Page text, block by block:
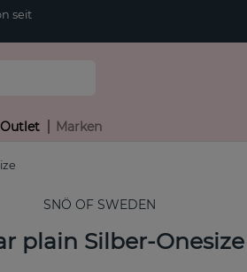
seit
Outlet Marken
SNÖ OF SWEDEN
plain Silber-Onesize